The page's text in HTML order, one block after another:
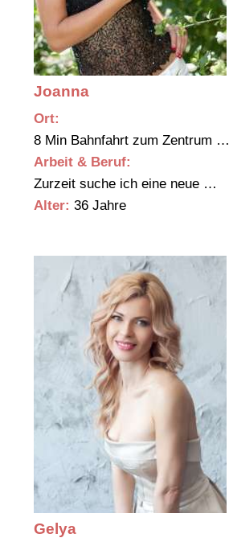
Joanna
Ort:
8 Min Bahnfahrt zum Zentrum …
Arbeit & Beruf:
Zurzeit suche ich eine neue …
Alter: 36 Jahre
Gelya